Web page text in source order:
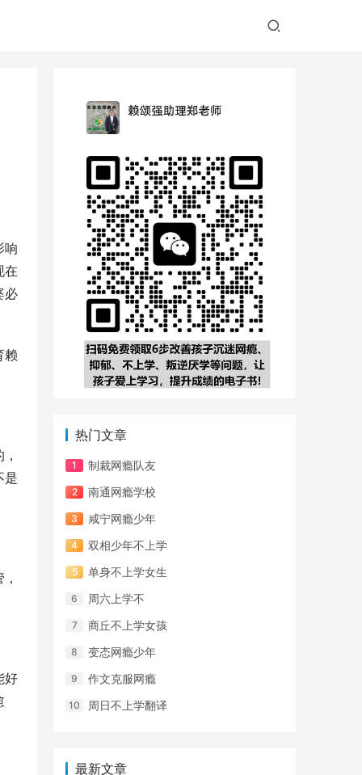
响
在
必
赖
是
好
热门文章
制裁网瘾队友
南通网瘾学校
咸宁网瘾少年
双相少年不上学
单身不上学女生
周六上学不
商丘不上学女孩
变态网瘾少年
作文克服网瘾
周日不上学翻译
最新文章